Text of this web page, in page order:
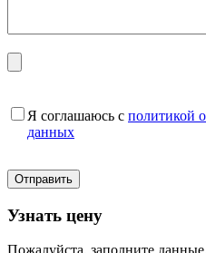
Я соглашаюсь с политикой
данных
Узнать цену